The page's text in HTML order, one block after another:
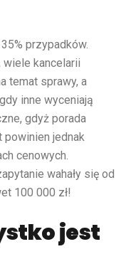
przypadków.
kancelarii
temat sprawy, a
inne wyceniają
gdyż porada
powinien jednak
cenowych.
wahały się od
100 000 zł!
jest